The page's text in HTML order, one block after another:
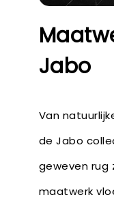
Jabo
Van
de Jabo
geweven rug
maatwerk